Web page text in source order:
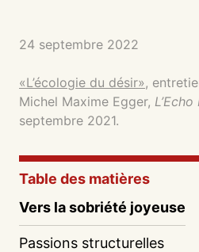
24 septembre 2022
«L’écologie du désir»,
Michel Maxime Egger,
septembre 2021.
Table des matières
Vers la sobriété joyeuse
Passions structurelles